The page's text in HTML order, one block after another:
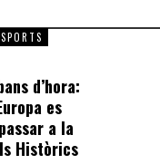
d’hora:
es
a la
Històrics